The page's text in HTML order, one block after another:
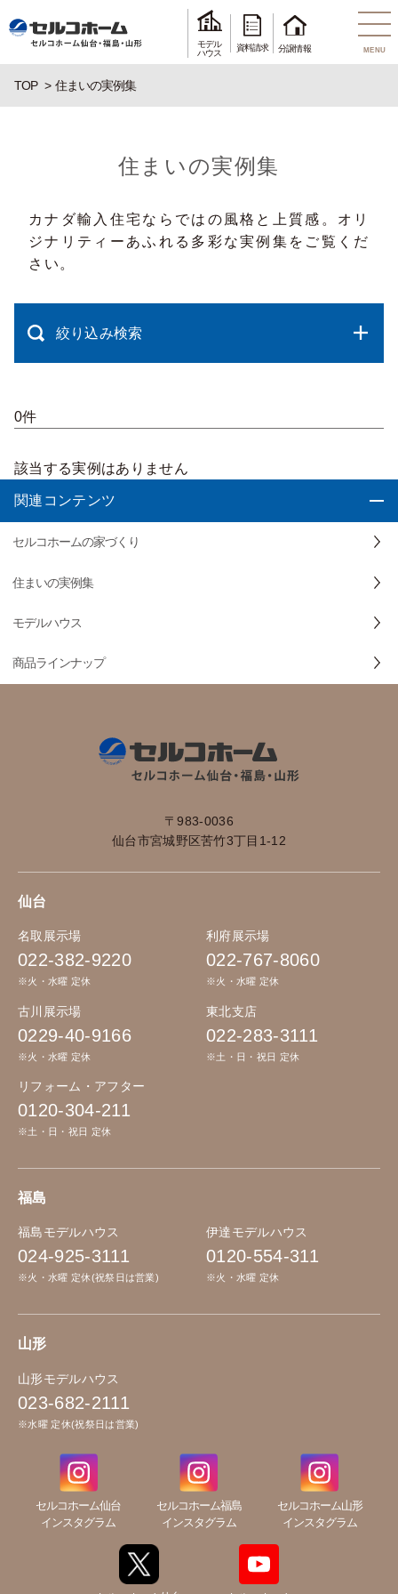
モデル
ハウス
資料請求 分譲情報 MENU
TOP 住まいの実例集
住まいの実例集
カナダ輸入住宅ならではの風格と上質感。オリ
ジナリティーあふれる多彩な実例集をご覧くだ
さい。
絞り込み検索
0件
該当する実例はありません
関連コンテンツ
セルコホームの家づくり
住まいの実例集
モデルハウス
商品ラインナップ
〒983-0036
仙台市宮城野区苦竹3丁目1-12
仙台
名取展示場
022-382-9220
※火・水曜 定休
利府展示場
022-767-8060
※火・水曜 定休
古川展示場
0229-40-9166
※火・水曜 定休
東北支店
022-283-3111
※土・日・祝日 定休
リフォーム・アフター
0120-304-211
※土・日・祝日 定休
福島
福島モデルハウス
024-925-3111
※火・水曜 定休(祝祭日は営業)
伊達モデルハウス
0120-554-311
※火・水曜 定休
山形
山形モデルハウス
023-682-2111
※水曜 定休(祝祭日は営業)
セルコホーム仙台
インスタグラム
セルコホーム福島
インスタグラム
セルコホーム山形
インスタグラム